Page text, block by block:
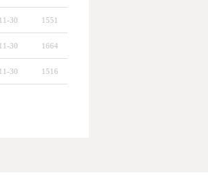
11-30 1551
11-30 1664
11-30 1516